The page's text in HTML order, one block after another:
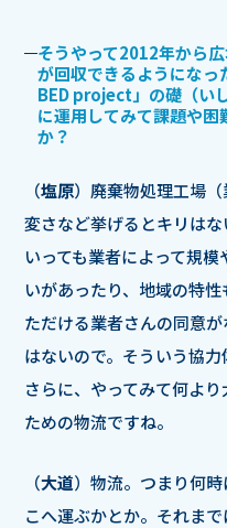
そうやって2012年から
が回収できるようになっ
BED project」の礎（い
に運用してみて課題や困
か？
（塩原）廃棄物処理工場
変さなど挙げるとキリは
いっても業者によって規
いがあったり、地域の特
ただける業者さんの同意
はないので。そういう協力
さらに、やってみて何よ
ための物流ですね。
（大道）物流。つまり何
こへ運ぶかとか。それま